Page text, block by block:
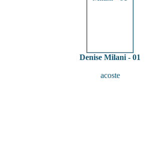
Denise Milani - 01
acoste